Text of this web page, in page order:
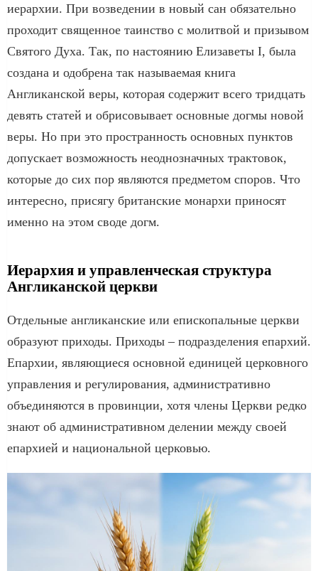
иерархии. При возведении в новый сан обязательно
проходит священное таинство с молитвой и призывом
Святого Духа. Так, по настоянию Елизаветы I, была
создана и одобрена так называемая книга
Англиканской веры, которая содержит всего тридцать
девять статей и обрисовывает основные догмы новой
веры. Но при это пространность основных пунктов
допускает возможность неоднозначных трактовок,
которые до сих пор являются предметом споров. Что
интересно, присягу британские монархи приносят
именно на этом своде догм.
Иерархия и управленческая структура
Англиканской церкви
Отдельные англиканские или епископальные церкви
образуют приходы. Приходы – подразделения епархий.
Епархии, являющиеся основной единицей церковного
управления и регулирования, административно
объединяются в провинции, хотя члены Церкви редко
знают об административном делении между своей
епархией и национальной церковью.